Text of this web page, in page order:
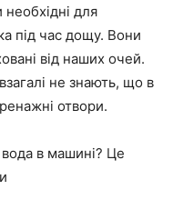
для
під час дощу. Вони
від наших очей.
не знають, що в
отвори.
в машині? Це